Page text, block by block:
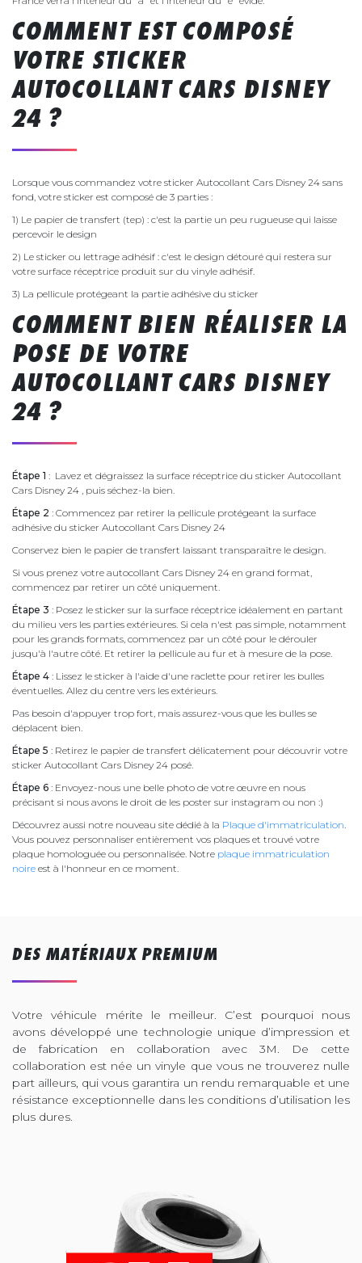
COMMENT EST COMPOSÉ
VOTRE STICKER
AUTOCOLLANT CARS DISNEY
24 ?
Lorsque vous commandez votre sticker Autocollant Cars Disney 24 sans
fond, votre sticker est composé de 3 parties :
1) Le papier de transfert (tep) : c'est la partie un peu rugueuse qui laisse
percevoir le design
2) Le sticker ou lettrage adhésif : c'est le design détouré qui restera sur
votre surface réceptrice produit sur du vinyle adhésif.
3) La pellicule protégeant la partie adhésive du sticker
COMMENT BIEN RÉALISER LA
POSE DE VOTRE
AUTOCOLLANT CARS DISNEY
24 ?
Étape 1 : Lavez et dégraissez la surface réceptrice du sticker Autocollant
Cars Disney 24 , puis séchez-la bien.
Étape 2 : Commencez par retirer la pellicule protégeant la surface
adhésive du sticker Autocollant Cars Disney 24
Conservez bien le papier de transfert laissant transparaître le design.
Si vous prenez votre autocollant Cars Disney 24 en grand format,
commencez par retirer un côté uniquement.
Étape 3 : Posez le sticker sur la surface réceptrice idéalement en partant
du milieu vers les parties extérieures. Si cela n'est pas simple, notamment
pour les grands formats, commencez par un côté pour le dérouler
jusqu'à l'autre côté. Et retirer la pellicule au fur et à mesure de la pose.
Étape 4 : Lissez le sticker à l'aide d'une raclette pour retirer les bulles
éventuelles. Allez du centre vers les extérieurs.
Pas besoin d'appuyer trop fort, mais assurez-vous que les bulles se
déplacent bien.
Étape 5 : Retirez le papier de transfert délicatement pour découvrir votre
sticker Autocollant Cars Disney 24 posé.
Étape 6 : Envoyez-nous une belle photo de votre œuvre en nous
précisant si nous avons le droit de les poster sur instagram ou non :)
Découvrez aussi notre nouveau site dédié à la Plaque d'immatriculation
Vous pouvez personnaliser entièrement vos plaques et trouvé votre
plaque homologuée ou personnalisée. Notre plaque immatriculation
noire est à l'honneur en ce moment.
DES MATÉRIAUX PREMIUM
Votre véhicule mérite le meilleur. C’est pourquoi nous
avons développé une technologie unique d’impression et
de fabrication en collaboration avec 3M. De cette
collaboration est née un vinyle que vous ne trouverez nulle
part ailleurs, qui vous garantira un rendu remarquable et une
résistance exceptionnelle dans les conditions d’utilisation les
plus dures.